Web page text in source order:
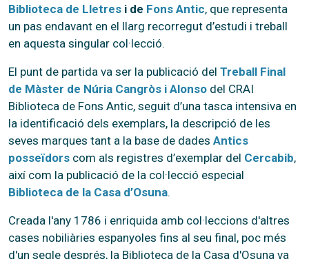
Biblioteca de Lletres i de Fons Antic, que representa
un pas endavant en el llarg recorregut d’estudi i treball
en aquesta singular col·lecció.
El punt de partida va ser la publicació del Treball Final
de Màster de Núria Cangròs i Alonso del CRAI
Biblioteca de Fons Antic, seguit d’una tasca intensiva en
la identificació dels exemplars, la descripció de les
seves marques tant a la base de dades Antics
posseïdors com als registres d’exemplar del Cercabib,
així com la publicació de la col·lecció especial
Biblioteca de la Casa d’Osuna.
Creada l'any 1786 i enriquida amb col·leccions d'altres
cases nobiliàries espanyoles fins al seu final, poc més
d'un segle després, la Biblioteca de la Casa d'Osuna va